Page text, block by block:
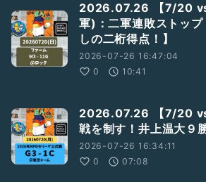
2026.07.26 【7/20
軍)：二軍連敗ストップ
しの二桁得点！】
2026-07-26 16:47:04
0
10:41
2026.07.26 【7/20
戦を制す！井上温大９
2026-07-26 16:34:11
0
07:08